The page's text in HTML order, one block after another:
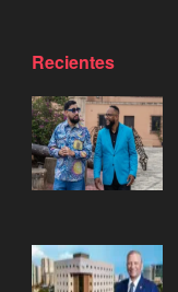
Recientes